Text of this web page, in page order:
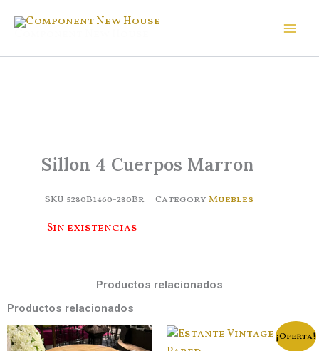
Sillon 4 Cuerpos Marron
SKU 5280B1460-280Br Category Muebles
Sin existencias
Productos relacionados
Productos relacionados
¡Oferta!